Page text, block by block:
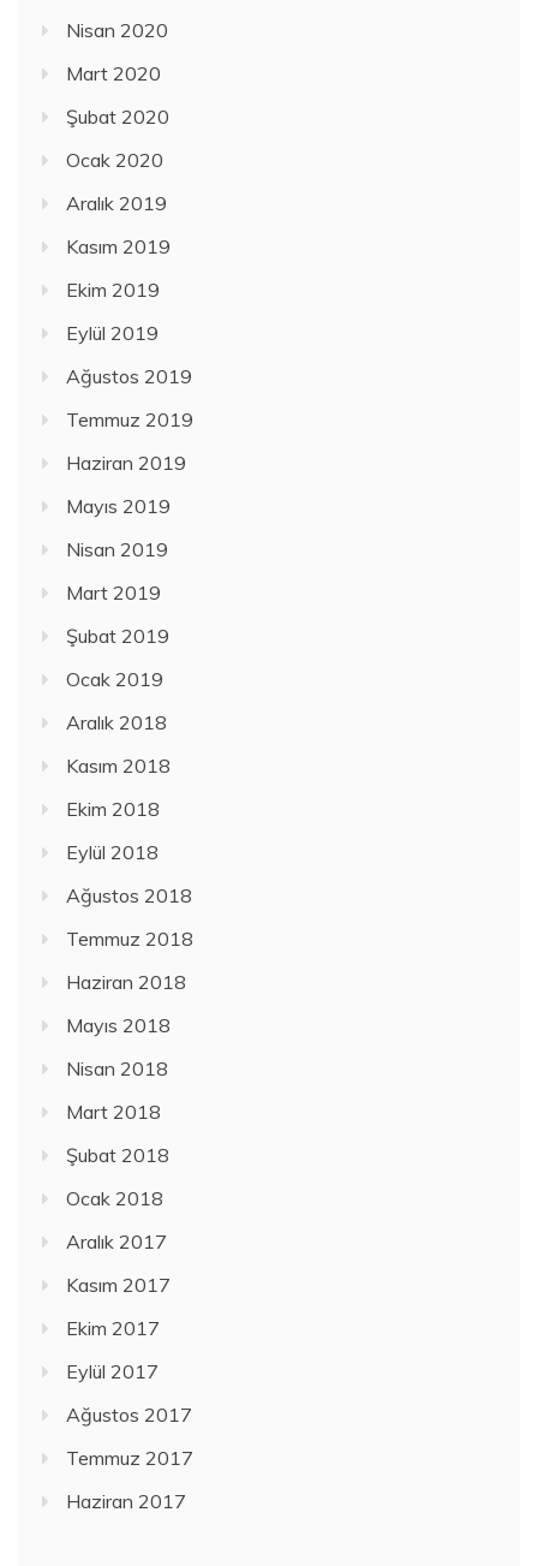
Nisan 2020
Mart 2020
Şubat 2020
Ocak 2020
Aralık 2019
Kasım 2019
Ekim 2019
Eylül 2019
Ağustos 2019
Temmuz 2019
Haziran 2019
Mayıs 2019
Nisan 2019
Mart 2019
Şubat 2019
Ocak 2019
Aralık 2018
Kasım 2018
Ekim 2018
Eylül 2018
Ağustos 2018
Temmuz 2018
Haziran 2018
Mayıs 2018
Nisan 2018
Mart 2018
Şubat 2018
Ocak 2018
Aralık 2017
Kasım 2017
Ekim 2017
Eylül 2017
Ağustos 2017
Temmuz 2017
Haziran 2017